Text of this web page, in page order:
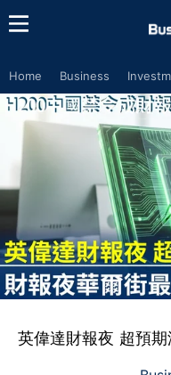
Home Business
英偉達財報夜 超預